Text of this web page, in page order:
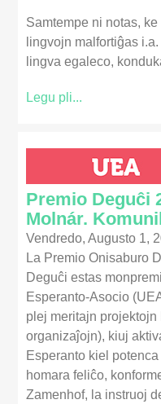
Samtempe ni notas,
lingvojn malfortiĝas
lingva egaleco,
Legu pli...
Premio Deguĉi
Molnár.
Vendredo, Augusto 1,
La Premio Onisaburo
Deguĉi estas
Esperanto-Asocio
plej meritajn
organizaĵojn), kiuj
Esperanto kiel
homara feliĉo,
Zamenhof, la instruoj